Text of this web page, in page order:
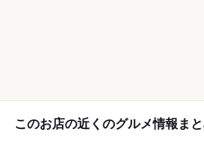
このお店の近くのグルメ情報ま